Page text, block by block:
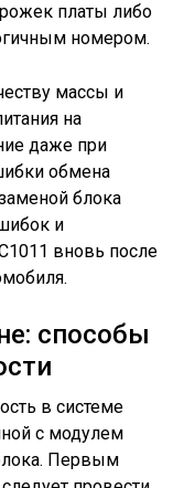
платы либо
номером.
массы и
на
даже при
обмена
блока
и
вновь после
способы
в системе
с модулем
Первым